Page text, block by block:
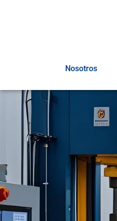
Nosotros